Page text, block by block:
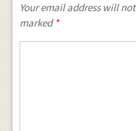
Your email address will
marked *